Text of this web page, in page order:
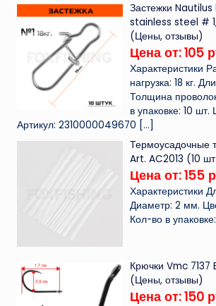
Застежки
stainless steel # 1,
(Цены, отзывы)
Цена от: 105
Характеристики
нагрузка: 18 кг.
Толщина
в упаковке: 10 шт.
Артикул: 2310000049670 […]
Термоусадочные
Art. AC2013 (10
Цена от: 155
Характеристики
Диаметр: 2 мм.
Кол-во в
Крючки Vmc 7137
(Цены, отзывы)
Цена от: 150